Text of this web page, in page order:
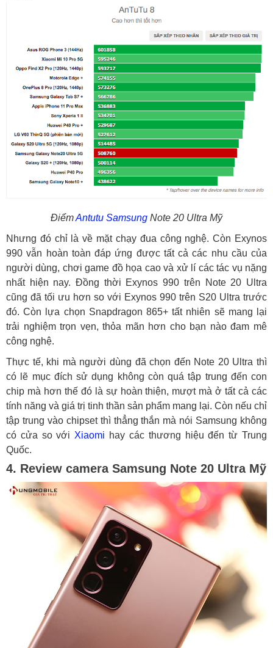
ĐiểmAntutu Samsung Note 20 Ultra Mỹ
Nhưng đó chỉ là về mặt chạy đua công nghệ. Còn Exynos
990 vẫn hoàn toàn đáp ứng được tất cả các nhu cầu của
người dùng, chơi game đồ họa cao và xử lí các tác vụ nặng
nhất hiện nay. Đồng thời Exynos 990 trên Note 20 Ultra
cũng đã tối ưu hơn so với Exynos 990 trên S20 Ultra trước
đó. Còn lựa chọn Snapdragon 865+ tất nhiên sẽ mang lại
trải nghiệm trọn vẹn, thỏa mãn hơn cho bạn nào đam mê
công nghệ.
Thực tế, khi mà người dùng đã chọn đến Note 20 Ultra thì
có lẽ mục đích sử dụng không còn quá tập trung đến con
chip mà hơn thế đó là sự hoàn thiện, mượt mà ở tất cả các
tính năng và giá trị tinh thần sản phẩm mang lại. Còn nếu chỉ
tập trung vào chipset thì thẳng thắn mà nói Samsung không
có cửa so với Xiaomi hay các thương hiệu đến từ Trung
Quốc.
4. Review camera Samsung Note 20 Ultra Mỹ